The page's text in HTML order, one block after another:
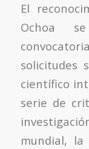
El
Ochoa
solicitudes
científico
serie de
mundial, la